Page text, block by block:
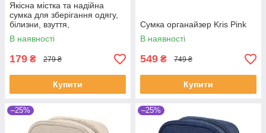
Якісна містка та надійна
сумка для зберігання одягу,
білизни, взуття,
водонепроникна ХЛ
В наявності
179 ₴ 279 ₴
Купити
Сумка органайзер Kris Pink
В наявності
549 ₴ 749 ₴
Купити
–25% –25%